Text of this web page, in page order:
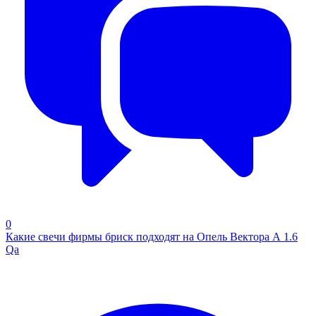
0
Какие свечи фирмы бриск подходят на Опель Вектора А 1.6
Qa